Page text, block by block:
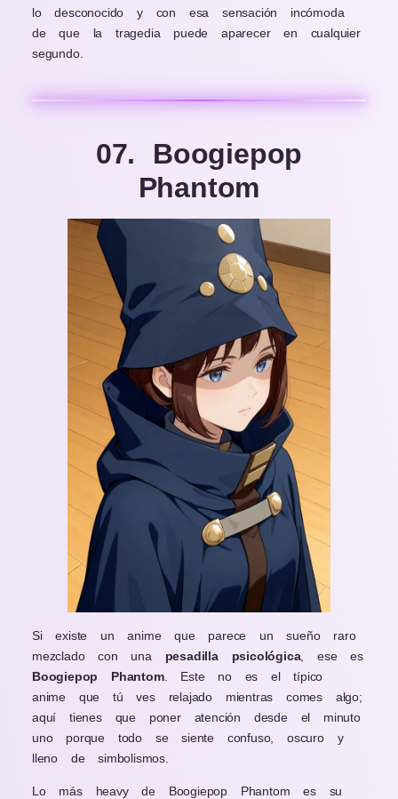
lo desconocido y con esa sensación incómoda
de que la tragedia puede aparecer en cualquier
segundo.
07. Boogiepop
Phantom
Si existe un anime que parece un sueño raro
mezclado con una pesadilla psicológica, ese es
Boogiepop Phantom. Este no es el típico
anime que tú ves relajado mientras comes algo;
aquí tienes que poner atención desde el minuto
uno porque todo se siente confuso, oscuro y
lleno de simbolismos.
Lo más heavy de Boogiepop Phantom es su